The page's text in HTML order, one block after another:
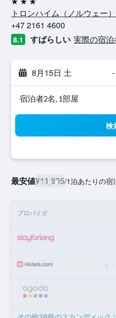
3つ星
トロンハイム​（ノルウェー​）​
+47 2161 4600
8.1 すばらしい 実際の宿
8月15日 土 -
宿泊者2名, 1​部屋
検
最安値¥11,835/1泊あたりの宿
プロバイダ